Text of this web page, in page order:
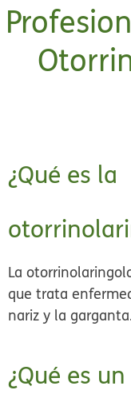
biblioteca
KidsHealth
¿Qué es la
La
que trata
nariz y la
¿Qué es un